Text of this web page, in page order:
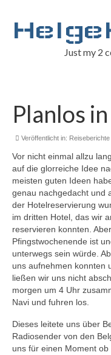
Just my 2
Planlos
Veröffentlicht in: Reiseberichte
Vor nicht einmal allzu
auf die glorreiche Idee
meisten guten Ideen
genau nachgedacht und
der Hotelreservierung
im dritten Hotel, das wir
reservieren konnten.
Pfingstwochenende ist
unterwegs sein würde.
uns aufnehmen konnten
ließen wir uns nicht
morgen um 4 Uhr
Navi und fuhren los.
Dieses leitete uns über
Radiosender von den
uns für einen Moment